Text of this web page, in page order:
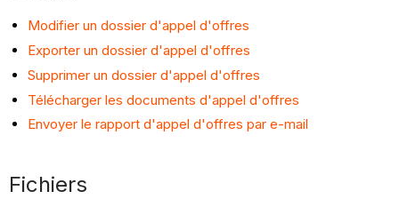
Modifier un dossier d'appel d'offres
Exporter un dossier d'appel d'offres
Supprimer un dossier d'appel d'offres
Télécharger les documents d'appel d'offres
Envoyer le rapport d'appel d'offres par e-mail
Fichiers